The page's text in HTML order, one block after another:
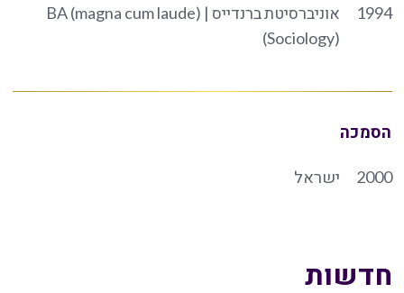
1994
אוניברסיטת ברנדייס | BA (magna cum laude)
(Sociology)
הסמכה
2000 ישראל
חדשות